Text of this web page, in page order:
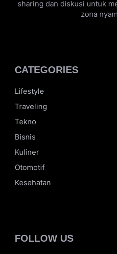
CATEGORIES
Lifestyle
Traveling
Tekno
Kesehatan